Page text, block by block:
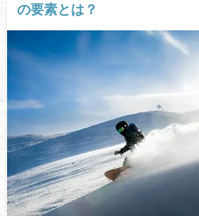
の要素とは？